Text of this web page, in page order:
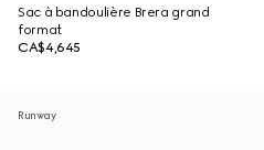
Sac à bandoulière Brera grand
format
CA$4,645
Runway